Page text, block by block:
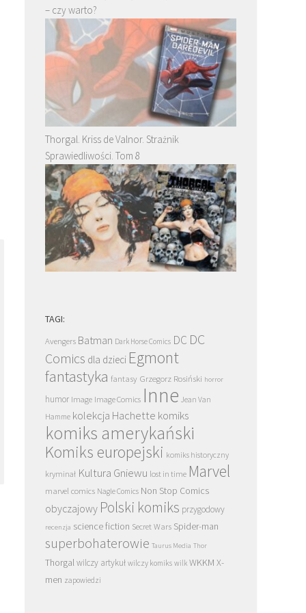
– czy warto?
Thorgal. Kriss de Valnor. Strażnik
Sprawiedliwości. Tom 8
TAGI:
Avengers Batman Dark Horse Comics DC DC
Comics dla dzieci Egmont
fantastyka fantasy Grzegorz Rosiński horror
humor Image Image Comics Inne Jean Van
Hamme kolekcja Hachette komiks
komiks amerykański
Komiks europejski komiks historyczny
kryminał Kultura Gniewu lost in time Marvel
marvel comics Nagle Comics Non Stop Comics
obyczajowy Polski komiks przygodowy
recenzja science fiction Secret Wars Spider-man
superbohaterowie Taurus Media Thor
Thorgalwilczy artykuł wilczy komiks wilk WKKM X-
men zapowiedzi